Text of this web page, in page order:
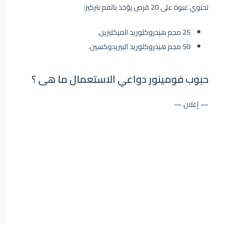
تحتوي عبوة على 20 قرص يؤخذ بالفم بتركيز:
25 مجم هيدروكلوريد الميكليزين.
50 مجم هيدروكلوريد البيريدوكسين.
حبوب فومينور دواعي الاستعمال ما هى ؟
— إعلان —